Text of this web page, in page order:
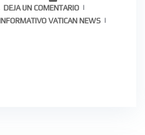
DEJA UN COMENTARIO
INFORMATIVO VATICAN NEWS